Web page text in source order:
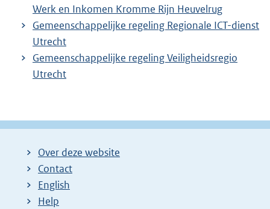
Werk en Inkomen Kromme Rijn Heuvelrug
Gemeenschappelijke regeling Regionale ICT-dienst
Utrecht
Gemeenschappelijke regeling Veiligheidsregio
Utrecht
Over deze website
Contact
English
Help